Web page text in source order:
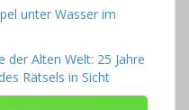
unter Wasser im
der Alten Welt: 25 Jahre
Rätsels in Sicht